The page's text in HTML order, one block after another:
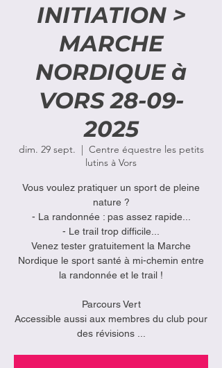
INITIATION >
MARCHE
NORDIQUE à
VORS 28-09-
2025
dim. 29 sept.
  |
Centre équestre les petits
lutins à Vors
Vous voulez pratiquer un sport de pleine
nature ?
- La randonnée : pas assez rapide...
- Le trail trop difficile...
Venez tester gratuitement la Marche
Nordique le sport santé à mi-chemin entre
la randonnée et le trail !
Parcours Vert
Accessible aussi aux membres du club pour
des révisions ...